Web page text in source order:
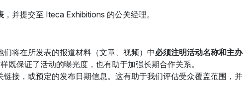
，并提交至 Iteca Exhibitions 的公关经理。
将在所发表的报道材料（文章、视频）中必须注明活动名称和主办
既保证了活动的曝光度，也有助于加强长期合作关系。
链接，或预定的发布日期信息。这有助于我们评估受众覆盖范围，并